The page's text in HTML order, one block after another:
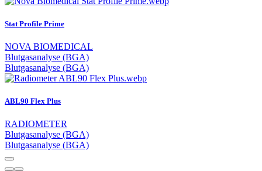
Stat Profile Prime
NOVA BIOMEDICAL
Blutgasanalyse (BGA)
Blutgasanalyse (BGA)
ABL90 Flex Plus
RADIOMETER
Blutgasanalyse (BGA)
Blutgasanalyse (BGA)